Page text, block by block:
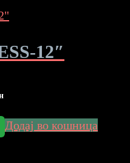
12″
Додај во кошница